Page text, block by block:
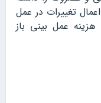
تغییرات در عمل
عمل بینی باز